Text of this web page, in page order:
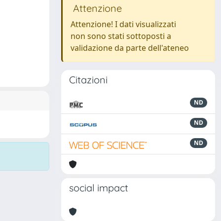
Attenzione
Attenzione! I dati visualizzati
non sono stati sottoposti a
validazione da parte dell'ateneo
Citazioni
ND
ND
ND
social impact